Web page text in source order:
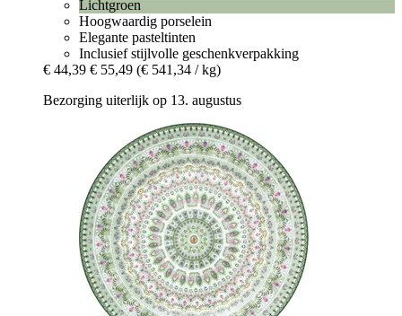
Lichtgroen
Hoogwaardig porselein
Elegante pasteltinten
Inclusief stijlvolle geschenkverpakking
€ 44,39 € 55,49 (€ 541,34 / kg)
Bezorging uiterlijk op 13. augustus